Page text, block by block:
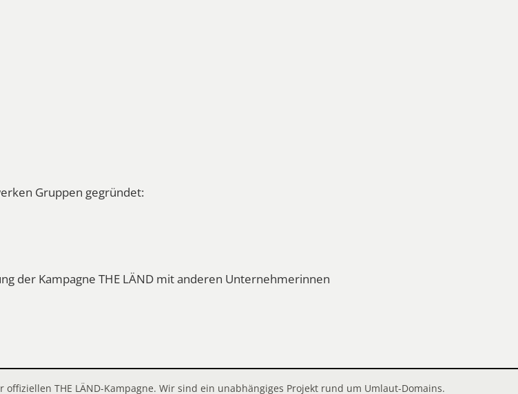
Gruppen gegründet:
der Kampagne THE LÄND mit anderen Unternehmerinnen
THE LÄND-Kampagne. Wir sind ein unabhängiges Projekt rund um Umlaut-Domains.